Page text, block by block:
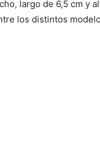
largo de 6,5 cm y
los distintos